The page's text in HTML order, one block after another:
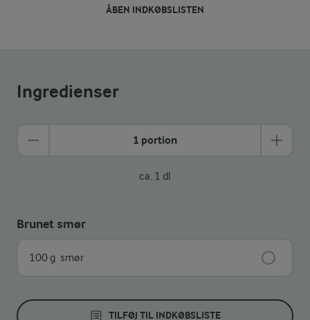
ÅBEN INDKØBSLISTEN
Ingredienser
1 portion
ca. 1 dl
Brunet smør
100 g smør
TILFØJ TIL INDKØBSLISTE